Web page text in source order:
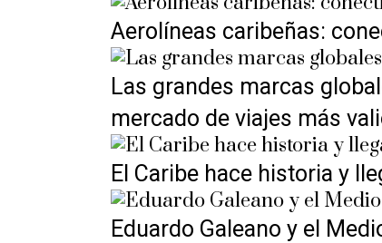
Aerolíneas caribeñas:
Las grandes marcas
mercado de viajes más
El Caribe hace historia y
Eduardo Galeano y el